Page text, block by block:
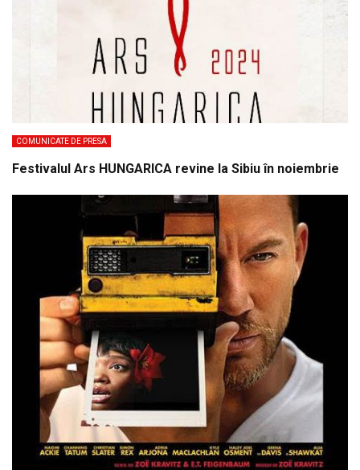
COMUNICATE DE PRESA
Festivalul Ars HUNGARICA revine la Sibiu în noiembrie